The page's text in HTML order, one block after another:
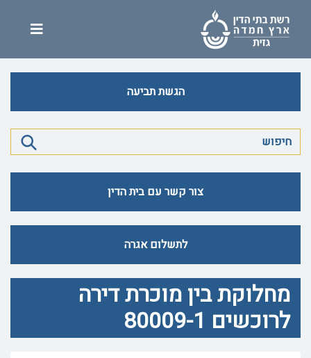
הגשת תביעה
צור קשר עם בית הדין
לתשלום אגרה
מחלוקת בין מוכרת דירה
לרוכשים 80009-1